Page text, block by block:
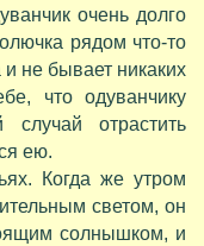
очень долго
рядом что-то
и не бывает никаких
что одуванчику
отрастить
ею.
Когда же утром
светом, он
солнышком, и